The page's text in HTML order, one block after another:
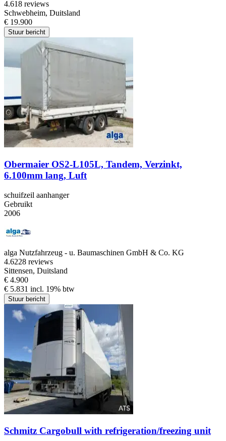
4.618 reviews
Schwebheim, Duitsland
€ 19.900
Stuur bericht
Obermaier OS2-L105L, Tandem, Verzinkt,
6.100mm lang, Luft
schuifzeil aanhanger
Gebruikt
2006
alga Nutzfahrzeug - u. Baumaschinen GmbH & Co. KG
4.6228 reviews
Sittensen, Duitsland
€ 4.900
€ 5.831 incl. 19% btw
Stuur bericht
Schmitz Cargobull with refrigeration/freezing unit